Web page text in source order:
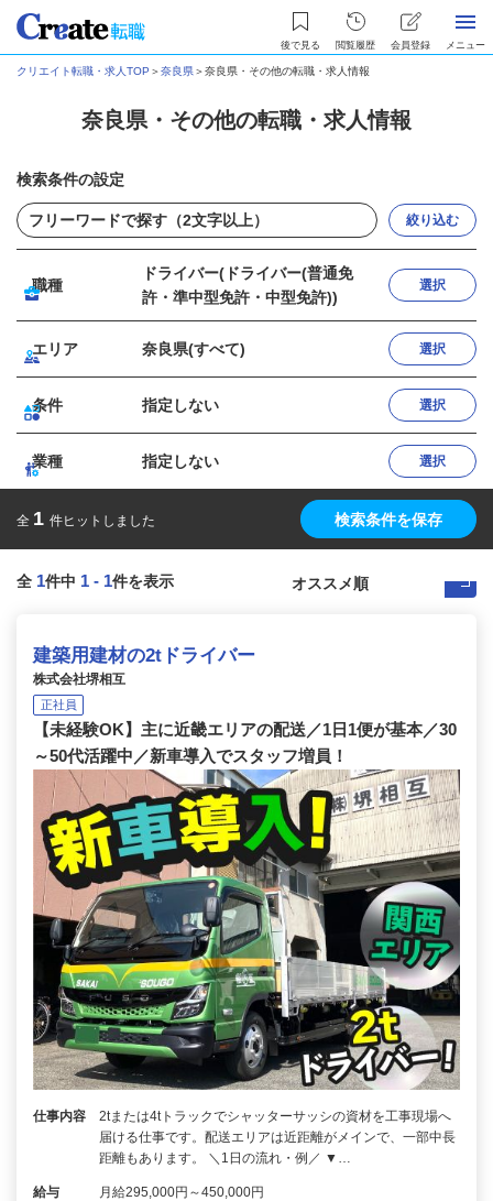
後で見る 閲覧履歴 会員登録 メニュー
クリエイト転職・求人TOP ＞奈良県＞奈良県・その他の転職・求人情報
奈良県・その他の転職・求人情報
検索条件の設定
絞り込む
職種
ドライバー(ドライバー(普通免
許・準中型免許・中型免許))
選択
エリア 奈良県(すべて) 選択
条件 指定しない 選択
業種 指定しない 選択
全 1 件ヒットしました 検索条件を保存
全 1件中 1 - 1件を表示
建築用建材の2tドライバー
株式会社堺相互
正社員
【未経験OK】主に近畿エリアの配送／1日1便が基本／30
～50代活躍中／新車導入でスタッフ増員！
仕事内容
2tまたは4tトラックでシャッターサッシの資材を工事現場へ
届ける仕事です。配送エリアは近距離がメインで、一部中長
距離もあります。 ＼1日の流れ・例／ ▼…
給与 月給295,000円～450,000円